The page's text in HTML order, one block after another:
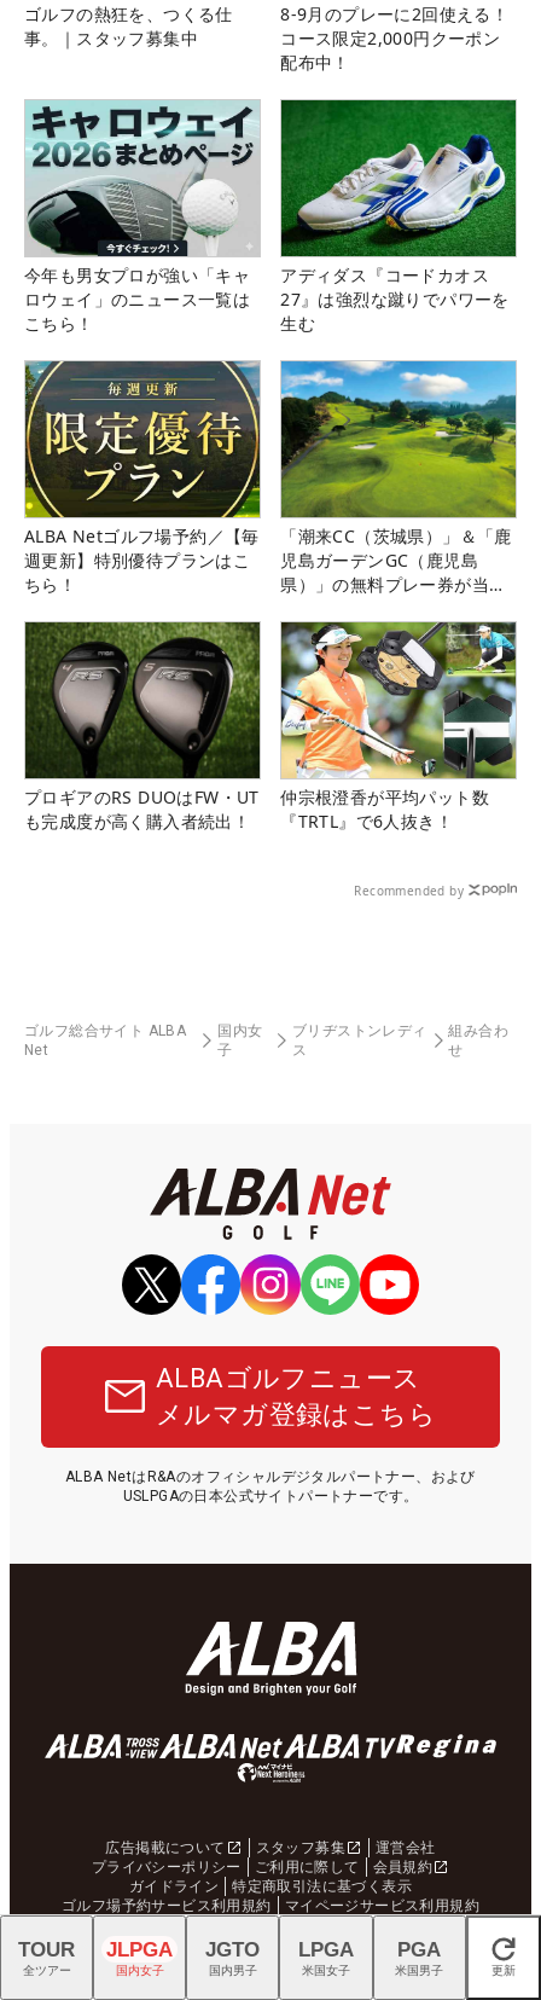
ゴルフの熱狂を、つくる仕
事。｜スタッフ募集中
8-9月のプレーに2回使える！
コース限定2,000円クーポン
配布中！
今年も男女プロが強い「キャ
ロウェイ」のニュース一覧は
こちら！
アディダス『コードカオス
27』は強烈な蹴りでパワーを
生む
ALBA Netゴルフ場予約／【毎
週更新】特別優待プランはこ
ちら！
「潮来CC（茨城県）」＆「鹿
児島ガーデンGC（鹿児島
県）」の無料プレー券が当た
プロギアのRS DUOはFW・UT
も完成度が高く購入者続出！
仲宗根澄香が平均パット数
『TRTL』で6人抜き！
Recommended by
ゴルフ総合サイト ALBA
Net
国内女
子
ブリヂストンレディ
ス
組み合わ
せ
ALBAゴルフニュース
メルマガ登録はこちら
ALBA NetはR&Aのオフィシャルデジタルパートナー、および
USLPGAの日本公式サイトパートナーです。
広告掲載について スタッフ募集
運営会社
プライバシーポリシー
ご利用に際して
会員規約
ガイドライン
特定商取引法に基づく表示
ゴルフ場予約サービス利用規約
マイページサービス利用規約
ポイント利用規約
お問合せ サイトマップ
閉じる
TOUR
全ツアー
JLPGA
国内女子
JGTO
国内男子
LPGA
米国女子
PGA
米国男子 更新